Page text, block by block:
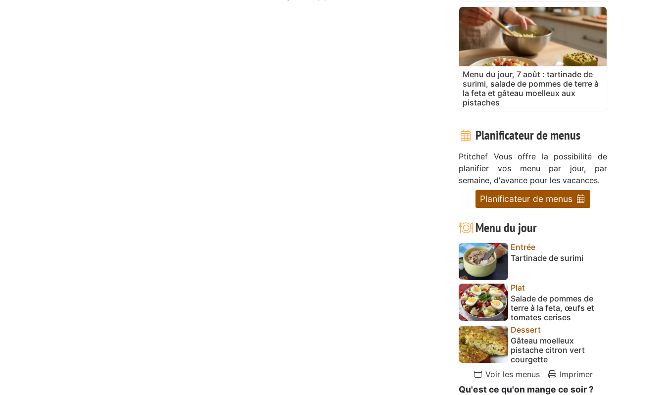
Menu du jour, 7 août : tartinade de
surimi, salade de pommes de terre à
la feta et gâteau moelleux aux
pistaches
Planificateur de menus
Ptitchef Vous offre la possibilité de
planifier vos menu par jour, par
semaine, d'avance pour les vacances.
Planificateur de menus
Menu du jour
Entrée
Tartinade de surimi
Plat
Salade de pommes de
terre à la feta, œufs et
tomates cerises
Dessert
Gâteau moelleux
pistache citron vert
courgette
Voir les menus
Imprimer
Qu'est ce qu'on mange ce soir ?